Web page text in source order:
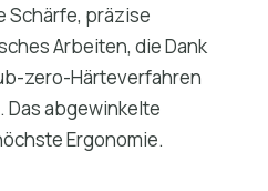
Schärfe, präzise
Arbeiten, die Dank
zero-Härteverfahren
Das abgewinkelte
Ergonomie.